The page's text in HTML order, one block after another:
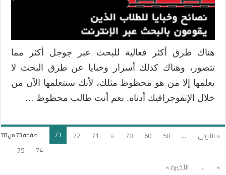
هناك طرق أكثر فعالية للبحث عبر جوجل أكثر مما
تتصور، وهناك كذلك أسرار وخبايا عن طرق البحث لا
يعلمها إلا من هو محظوظ مثلك، لأنك ستتعلمها الآن من
خلال الإنفوجرافيك أدناه. نعم أنت طالب محظوظ …
صفحة 73 من 78 « الأولى ...
50
60
70
«
71
72
73
74
75
»
... الأخيرة »